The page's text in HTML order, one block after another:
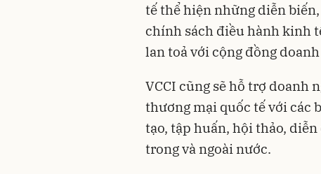
tế thể hiện những diễn
chính sách điều hành kinh
lan toả với cộng đồng
VCCI cũng sẽ hỗ trợ
thương mại quốc tế với các
tạo, tập huấn, hội thảo,
trong và ngoài nước.